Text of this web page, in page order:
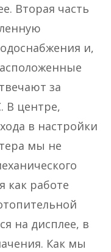
Вторая часть
и,
за
В центре,
в настройки
мы не
как работе
на дисплее, в
Как мы